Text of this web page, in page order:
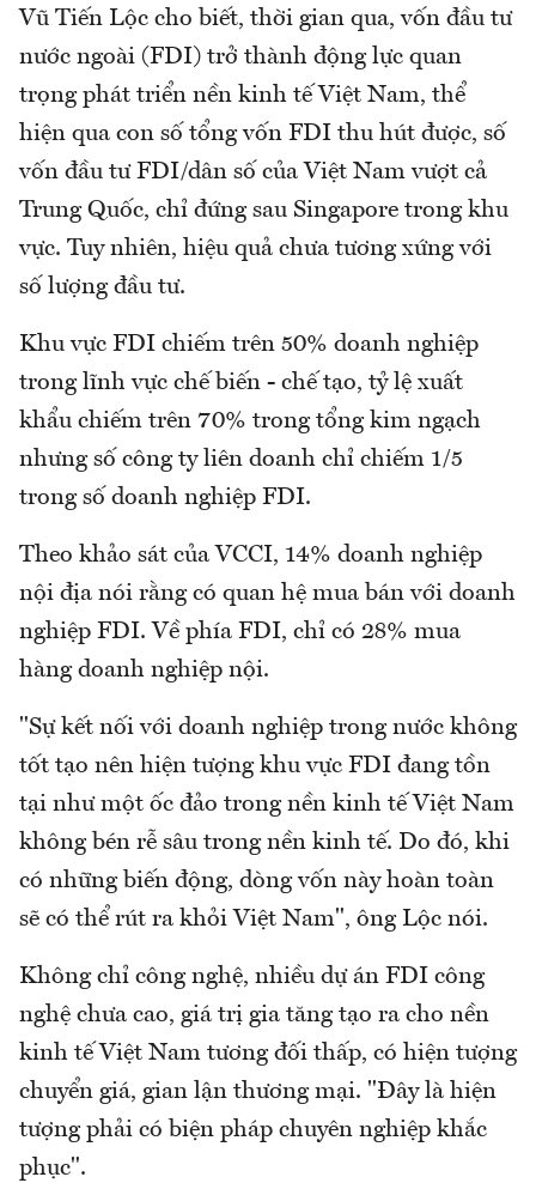
Vũ Tiến Lộc cho biết, thời gian qua, vốn đầu tư
nước ngoài (FDI) trở thành động lực quan
trọng phát triển nền kinh tế Việt Nam, thể
hiện qua con số tổng vốn FDI thu hút được, số
vốn đầu tư FDI/dân số của Việt Nam vượt cả
Trung Quốc, chỉ đứng sau Singapore trong khu
vực. Tuy nhiên, hiệu quả chưa tương xứng với
số lượng đầu tư.
Khu vực FDI chiếm trên 50% doanh nghiệp
trong lĩnh vực chế biến - chế tạo, tỷ lệ xuất
khẩu chiếm trên 70% trong tổng kim ngạch
nhưng số công ty liên doanh chỉ chiếm 1/5
trong số doanh nghiệp FDI.
Theo khảo sát của VCCI, 14% doanh nghiệp
nội địa nói rằng có quan hệ mua bán với doanh
nghiệp FDI. Về phía FDI, chỉ có 28% mua
hàng doanh nghiệp nội.
"Sự kết nối với doanh nghiệp trong nước không
tốt tạo nên hiện tượng khu vực FDI đang tồn
tại như một ốc đảo trong nền kinh tế Việt Nam
không bén rễ sâu trong nền kinh tế. Do đó, khi
có những biến động, dòng vốn này hoàn toàn
sẽ có thể rút ra khỏi Việt Nam", ông Lộc nói.
Không chỉ công nghệ, nhiều dự án FDI công
nghệ chưa cao, giá trị gia tăng tạo ra cho nền
kinh tế Việt Nam tương đối thấp, có hiện tượng
chuyển giá, gian lận thương mại. "Đây là hiện
tượng phải có biện pháp chuyên nghiệp khắc
phục".